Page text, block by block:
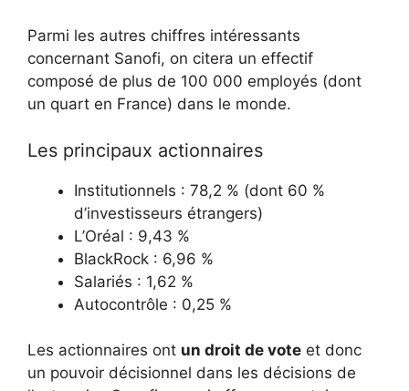
Parmi les autres chiffres intéressants
concernant Sanofi, on citera un effectif
composé de plus de 100 000 employés (dont
un quart en France) dans le monde.
Les principaux actionnaires
Institutionnels : 78,2 % (dont 60 %
d’investisseurs étrangers)
L’Oréal : 9,43 %
BlackRock : 6,96 %
Salariés : 1,62 %
Autocontrôle : 0,25 %
Les actionnaires ont un droit de vote et donc
un pouvoir décisionnel dans les décisions de